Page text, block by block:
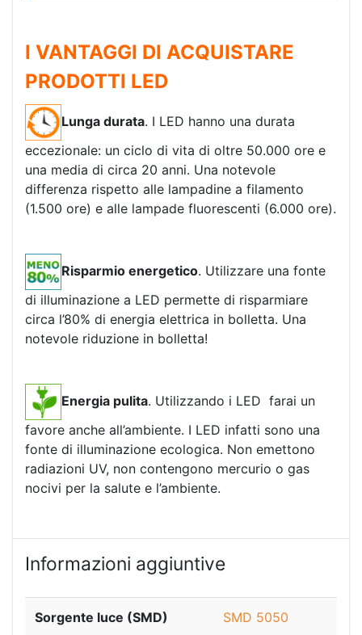
I VANTAGGI DI ACQUISTARE
PRODOTTI LED
Lunga durata. I LED hanno una durata
eccezionale: un ciclo di vita di oltre 50.000 ore e
una media di circa 20 anni. Una notevole
differenza rispetto alle lampadine a filamento
(1.500 ore) e alle lampade fluorescenti (6.000 ore).
Risparmio energetico. Utilizzare una fonte
di illuminazione a LED permette di risparmiare
circa l’80% di energia elettrica in bolletta. Una
notevole riduzione in bolletta!
Energia pulita. Utilizzando i LED farai un
favore anche all’ambiente. I LED infatti sono una
fonte di illuminazione ecologica. Non emettono
radiazioni UV, non contengono mercurio o gas
nocivi per la salute e l’ambiente.
Informazioni aggiuntive
Sorgente luce (SMD) SMD 5050